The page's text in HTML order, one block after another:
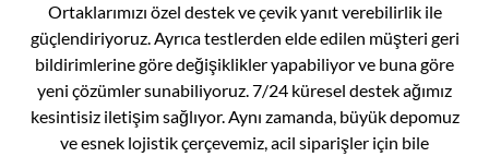
Ortaklarımızı özel destek ve çevik yanıt verebilirlik ile
güçlendiriyoruz. Ayrıca testlerden elde edilen müşteri geri
bildirimlerine göre değişiklikler yapabiliyor ve buna göre
yeni çözümler sunabiliyoruz. 7/24 küresel destek ağımız
kesintisiz iletişim sağlıyor. Aynı zamanda, büyük depomuz
ve esnek lojistik çerçevemiz, acil siparişler için bile